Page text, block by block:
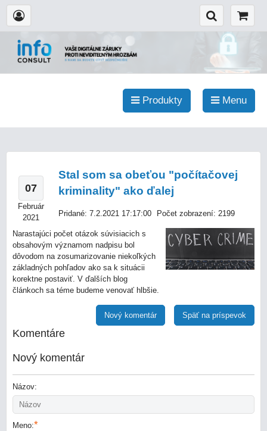
Produkty Menu
07
Február
2021
Stal som sa obeťou "počítačovej
kriminality" ako ďalej
Pridané: 7.2.2021 17:17:00 Počet zobrazení: 2199
Narastajúci počet otázok súvisiacich s
obsahovým významom nadpisu bol
dôvodom na zosumarizovanie niekoľkých
základných pohľadov ako sa k situácii
korektne postaviť. V ďalších blog
článkoch sa téme budeme venovať hlbšie.
Späť na príspevok
Nový komentár
Komentáre
Nový komentár
Názov:
Meno:*